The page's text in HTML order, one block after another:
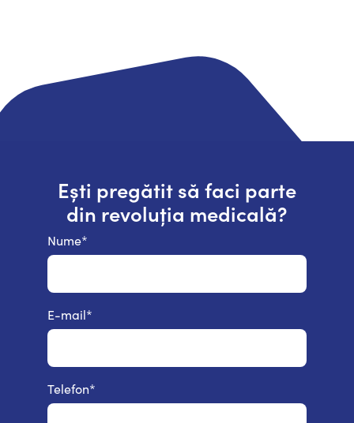
Ești pregătit să faci parte
din revoluția medicală?
Nume*
E-mail*
Telefon*